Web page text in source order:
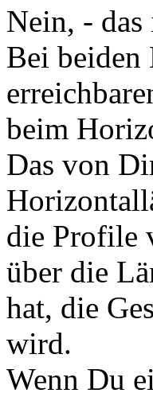
Nein, -
Bei beiden
beim
Das von
die Profile
über die
hat, die
wird.
Wenn Du